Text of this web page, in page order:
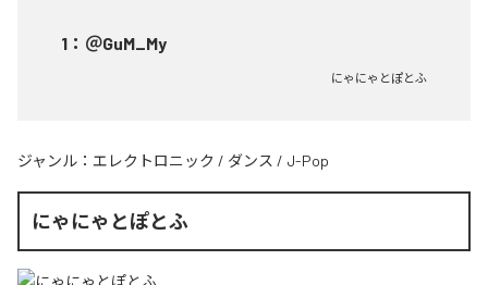
1 ： ＠GuM_My
にゃにゃとぽとふ
ジャンル： エレクトロニック / ダンス / J-Pop
にゃにゃとぽとふ